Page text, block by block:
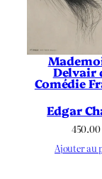
Delvair
Comédie
Edgar
450.00
Ajouter au